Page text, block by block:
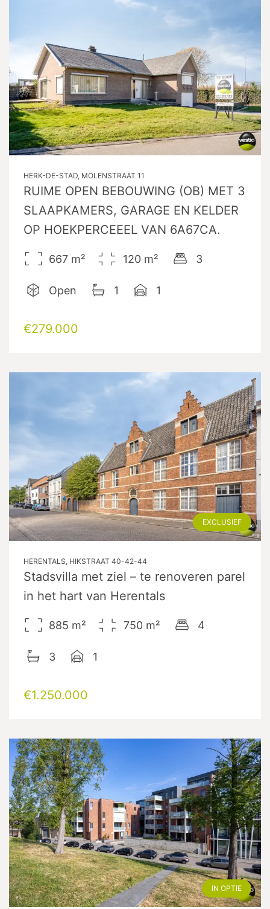
HERK-DE-STAD, MOLENSTRAAT 11
RUIME OPEN BEBOUWING (OB) MET 3
SLAAPKAMERS, GARAGE EN KELDER
OP HOEKPERCEEEL VAN 6A67CA.
667 m² 120 m² 3
Open 1 1
€279.000
EXCLUSIEF
HERENTALS, HIKSTRAAT 40-42-44
Stadsvilla met ziel – te renoveren parel
in het hart van Herentals
885 m² 750 m² 4
3 1
€1.250.000
IN OPTIE